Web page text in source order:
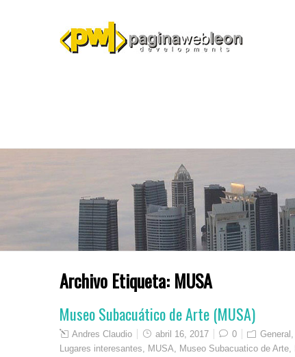
Archivo Etiqueta: MUSA
Museo Subacuático de Arte (MUSA)
Andres Claudio abril 16, 2017 0 General ,
Lugares interesantes, MUSA, Museo Subacuatico de Arte,